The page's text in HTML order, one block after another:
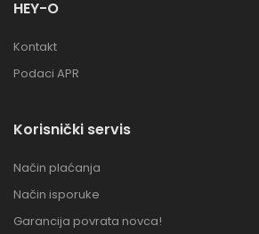
HEY-O
Kontakt
Podaci APR
Korisnički servis
Način plaćanja
Način isporuke
Garancija povrata novca!